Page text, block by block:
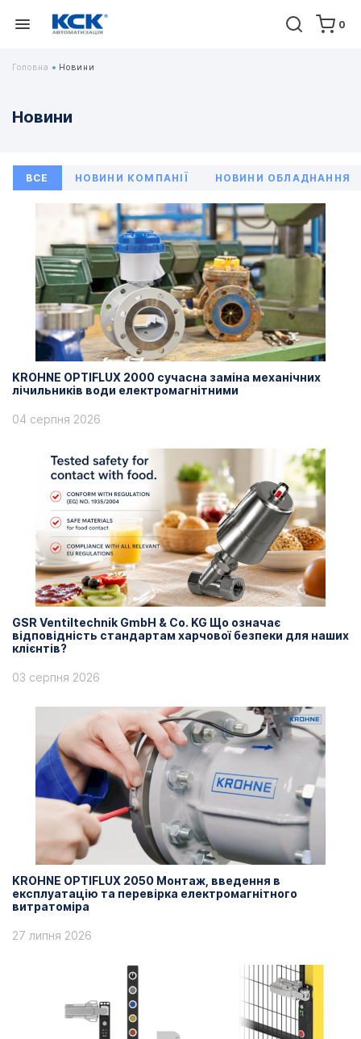
0
Головна Новини
Новини
ВСЕ НОВИНИ КОМПАНІЇ НОВИНИ ОБЛАДНАННЯ
KROHNE OPTIFLUX 2000 сучасна заміна механічних
лічильників води електромагнітними
04 серпня 2026
GSR Ventiltechnik GmbH & Co. KG Що означає
відповідність стандартам харчової безпеки для наших
клієнтів?
03 серпня 2026
KROHNE OPTIFLUX 2050 Монтаж, введення в
експлуатацію та перевірка електромагнітного
витратоміра
27 липня 2026